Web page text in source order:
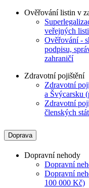
Ověřování listin v
veřejných
Ověřování -
podpisu,
zahraničí
Zdravotní pojištění
Zdravotní
a Švýcarsku
Zdravotní
členských
Doprava
Dopravní nehody
Dopravní
Dopravní
100 000 Kč)